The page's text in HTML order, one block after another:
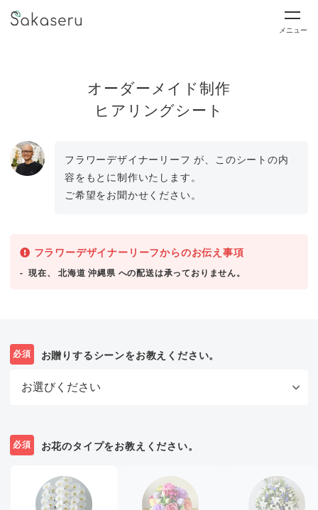
メニュー
オーダーメイド制作
ヒアリングシート
フラワーデザイナーリーフ が、このシートの内
容をもとに制作いたします。
ご希望をお聞かせください。
フラワーデザイナーリーフからのお伝え事項
現在、 北海道 沖縄県 への配送は承っておりません。
必須 お贈りするシーンをお教えください。
必須 お花のタイプをお教えください。